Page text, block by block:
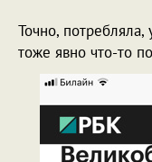
Точно, потребляла,
тоже явно что-то